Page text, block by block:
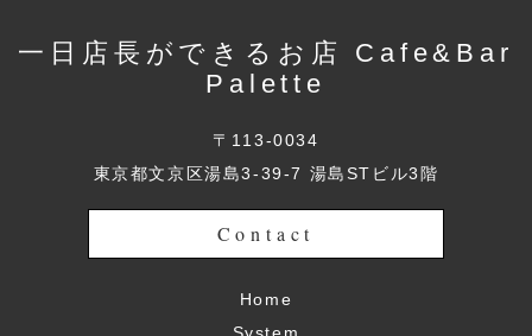
一日店長ができるお店 Cafe&Bar
Palette
〒113-0034
東京都文京区湯島3-39-7 湯島STビル3階
Contact
Home